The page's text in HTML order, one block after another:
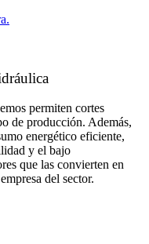
permiten cortes
de producción. Además,
energético eficiente,
y el bajo
que las convierten en
del sector.